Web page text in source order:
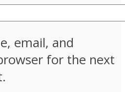
email, and
for the next